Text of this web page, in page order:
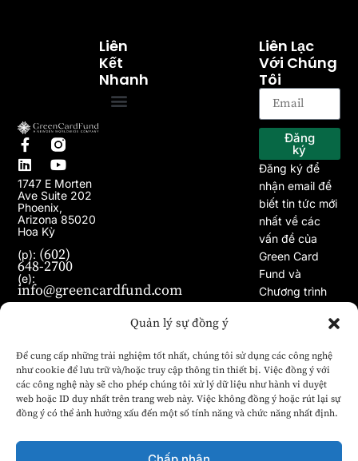
Quản lý sự đồng ý
Để cung cấp những trải nghiệm tốt nhất, chúng tôi sử dụng các công nghệ
như cookie để lưu trữ và/hoặc truy cập thông tin thiết bị. Việc đồng ý với
các công nghệ này sẽ cho phép chúng tôi xử lý dữ liệu như hành vi duyệt
web hoặc ID duy nhất trên trang web này. Việc không đồng ý hoặc rút lại sự
đồng ý có thể ảnh hưởng xấu đến một số tính năng và chức năng nhất định.
1747 E Morten
Ave Suite 202
Phoenix,
Arizona 85020
Hoa Kỳ
(p): (602)
648-2700
(e):
info@greencardfund.com
Liên
Kết
Nhanh
Liên Lạc
Với Chúng
Tôi
Đăng
ký
Đăng ký để
nhận email để
biết tin tức mới
nhất về các
vấn đề của
Green Card
Fund và
Chương trình